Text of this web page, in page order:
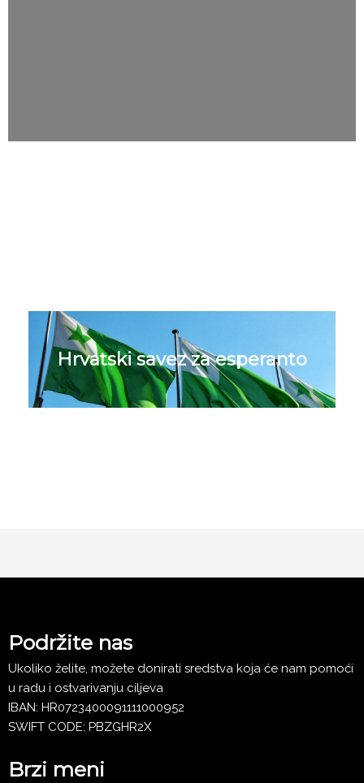
Hrvatski savez za esperanto
Podržite nas
Ukoliko želite, možete donirati sredstva koja će nam pomoći
u radu i ostvarivanju ciljeva
IBAN: HR0723400091111000952
SWIFT CODE: PBZGHR2X
Brzi meni